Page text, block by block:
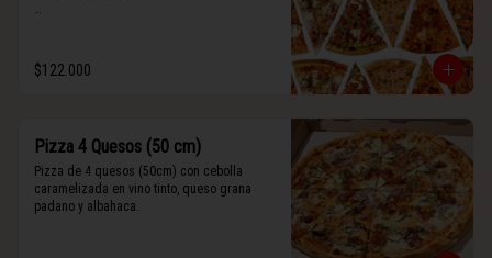
secos y maní.
$122.000
Pizza 4 Quesos (50 cm)
Pizza de 4 quesos (50cm) con cebolla
caramelizada en vino tinto, queso grana
padano y albahaca.